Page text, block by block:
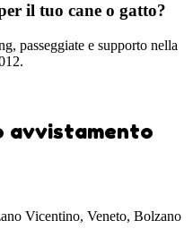
il tuo cane o gatto?
passeggiate e supporto nella
avvistamento
Vicentino, Veneto, Bolzano